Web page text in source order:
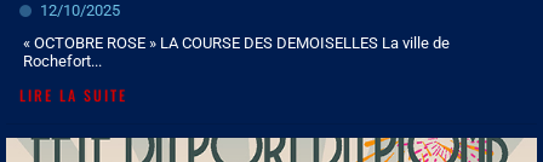
12/10/2025
« OCTOBRE ROSE » LA COURSE DES DEMOISELLES La ville de
Rochefort...
LIRE LA SUITE